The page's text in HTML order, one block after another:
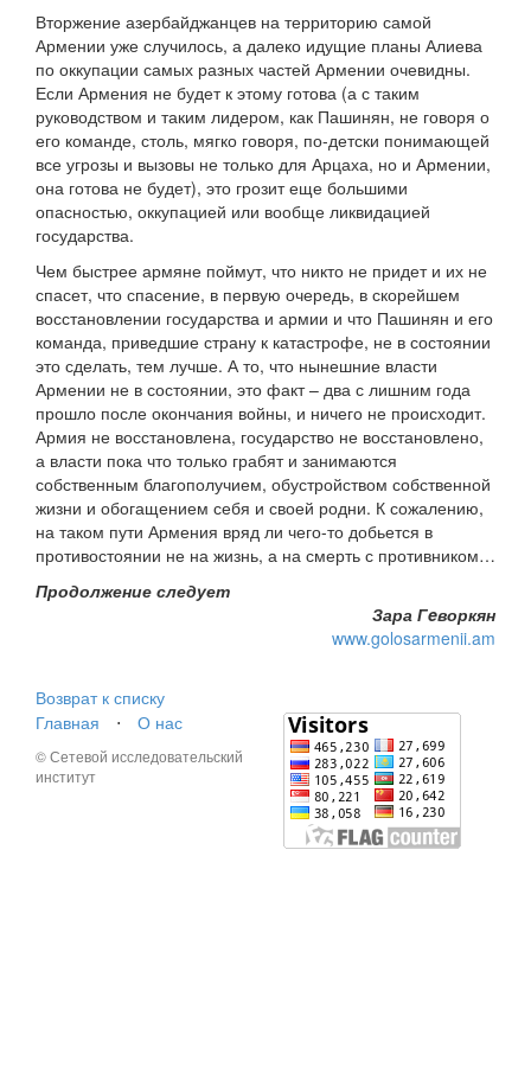
Вторжение азербайджанцев на территорию самой
Армении уже случилось, а далеко идущие планы Алиева
по оккупации самых разных частей Армении очевидны.
Если Армения не будет к этому готова (а с таким
руководством и таким лидером, как Пашинян, не говоря о
его команде, столь, мягко говоря, по-детски понимающей
все угрозы и вызовы не только для Арцаха, но и Армении,
она готова не будет), это грозит еще большими
опасностью, оккупацией или вообще ликвидацией
государства.
Чем быстрее армяне поймут, что никто не придет и их не
спасет, что спасение, в первую очередь, в скорейшем
восстановлении государства и армии и что Пашинян и его
команда, приведшие страну к катастрофе, не в состоянии
это сделать, тем лучше. А то, что нынешние власти
Армении не в состоянии, это факт – два с лишним года
прошло после окончания войны, и ничего не происходит.
Армия не восстановлена, государство не восстановлено,
а власти пока что только грабят и занимаются
собственным благополучием, обустройством собственной
жизни и обогащением себя и своей родни. К сожалению,
на таком пути Армения вряд ли чего-то добьется в
противостоянии не на жизнь, а на смерть с противником…
Продолжение следует
Зара Гeворкян
www.golosarmenii.am
Возврат к списку
Главная
⋅ О нас
© Сетевой исследовательский
институт